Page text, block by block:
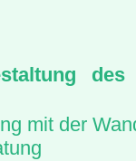
des
mit der